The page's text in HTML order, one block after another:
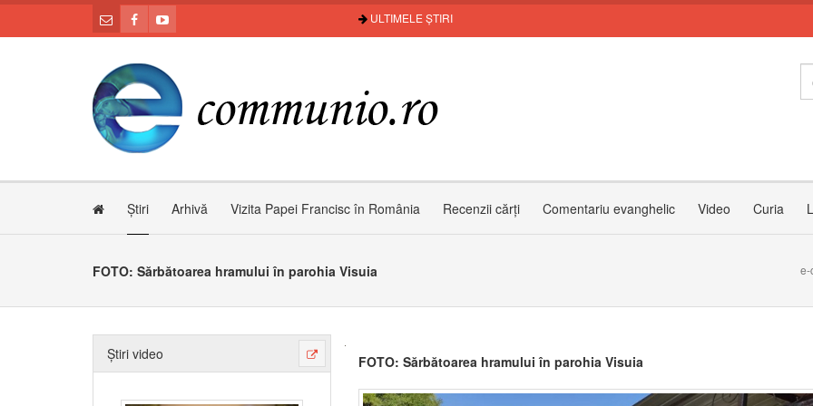
ULTIMELE ȘTIRI
Știri Arhivă Vizita Papei Francisc în România Recenzii cărți Comentariu evanghelic Video Curia
FOTO: Sărbătoarea hramului în parohia Visuia e-
Știri video FOTO: Sărbătoarea hramului în parohia Visuia